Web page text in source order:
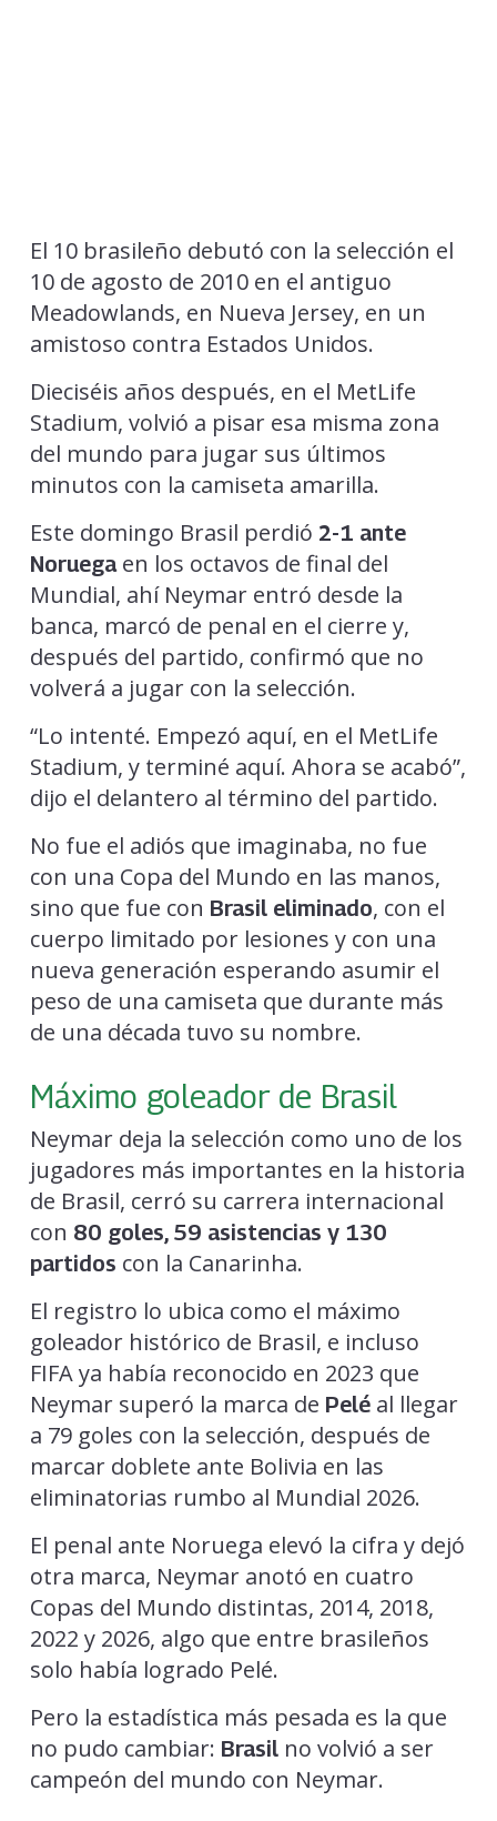
El 10 brasileño debutó con la selección el
10 de agosto de 2010 en el antiguo
Meadowlands, en Nueva Jersey, en un
amistoso contra Estados Unidos.
Dieciséis años después, en el MetLife
Stadium, volvió a pisar esa misma zona
del mundo para jugar sus últimos
minutos con la camiseta amarilla.
Este domingo Brasil perdió 2-1 ante
Noruegaen los octavos de final del
Mundial, ahí Neymar entró desde la
banca, marcó de penal en el cierre y,
después del partido, confirmó que no
volverá a jugar con la selección.
“Lo intenté. Empezó aquí, en el MetLife
Stadium, y terminé aquí. Ahora se acabó”,
dijo el delantero al término del partido.
No fue el adiós que imaginaba, no fue
con una Copa del Mundo en las manos,
sino que fue con Brasil eliminado, con el
cuerpo limitado por lesiones y con una
nueva generación esperando asumir el
peso de una camiseta que durante más
de una década tuvo su nombre.
Máximo goleador de Brasil
Neymar deja la selección como uno de los
jugadores más importantes en la historia
de Brasil, cerró su carrera internacional
con 80 goles, 59 asistencias y 130
partidos con la Canarinha.
El registro lo ubica como el máximo
goleador histórico de Brasil, e incluso
FIFA ya había reconocido en 2023 que
Neymar superó la marca de Peléal llegar
a 79 goles con la selección, después de
marcar doblete ante Bolivia en las
eliminatorias rumbo al Mundial 2026.
El penal ante Noruega elevó la cifra y dejó
otra marca, Neymar anotó en cuatro
Copas del Mundo distintas, 2014, 2018,
2022 y 2026, algo que entre brasileños
solo había logrado Pelé.
Pero la estadística más pesada es la que
no pudo cambiar: Brasil no volvió a ser
campeón del mundo con Neymar.